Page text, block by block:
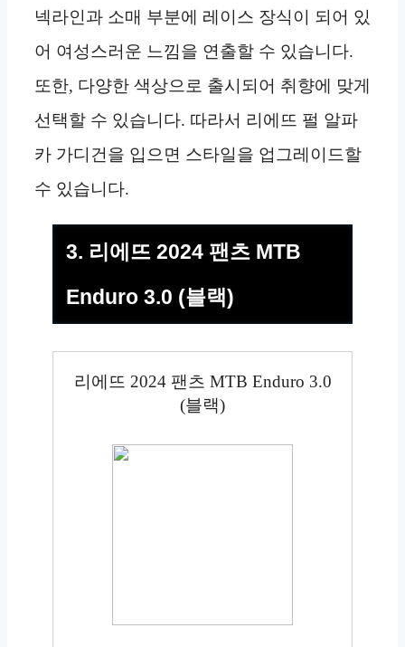
넥라인과 소매 부분에 레이스 장식이 되어 있
어 여성스러운 느낌을 연출할 수 있습니다.
또한, 다양한 색상으로 출시되어 취향에 맞게
선택할 수 있습니다. 따라서 리에뜨 펄 알파
카 가디건을 입으면 스타일을 업그레이드할
수 있습니다.
3. 리에뜨 2024 팬츠 MTB
Enduro 3.0 (블랙)
리에뜨 2024 팬츠 MTB Enduro 3.0
(블랙)